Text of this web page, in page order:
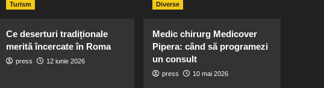
Turism
Ce deserturi tradiționale
merită încercate în Roma
press 12 iunie 2026
Diverse
Medic chirurg Medicover
Pipera: când să programezi
un consult
press 10 mai 2026